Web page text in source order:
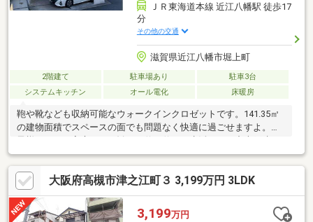
ＪＲ東海道本線 近江八幡駅 徒歩17
分
その他の交通
滋賀県近江八幡市堀上町
2階建て 駐車場あり
駐車3台
システムキッチン
オール電化 床暖房
鞄や靴なども収納可能なウォークインクロゼットです。141.35㎡
の建物面積でスペースの面でも問題なく快適に過ごせますよ。お
物件がコチラです。余裕ある間取りの5SLDKで快適な毎日を送り
ましょう。動線を意識したデザインのシステムキッチン付きで作
業能率が上がります。床暖房が付いているので、エアコンのよう
にシーズン毎の掃除が不要になりお手入れが簡単になります。市
街地に近いだけあって、インフラが整備されています。
大阪府高槻市津之江町３ 3,199万円 3LDK
3,199万円